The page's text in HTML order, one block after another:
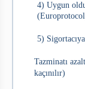
4) Uygun
5)
Tazminatı
kaçınılır)